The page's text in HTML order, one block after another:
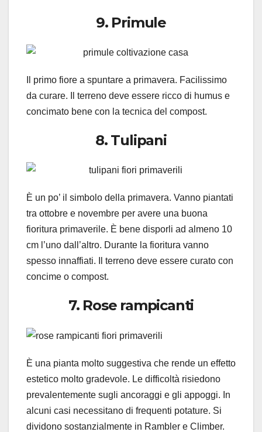
9. Primule
Il primo fiore a spuntare a primavera. Facilissimo
da curare. Il terreno deve essere ricco di humus e
concimato bene con la tecnica del compost.
8. Tulipani
È un po’ il simbolo della primavera. Vanno piantati
tra ottobre e novembre per avere una buona
fioritura primaverile. È bene disporli ad almeno 10
cm l’uno dall’altro. Durante la fioritura vanno
spesso innaffiati. Il terreno deve essere curato con
concime o compost.
7. Rose rampicanti
È una pianta molto suggestiva che rende un effetto
estetico molto gradevole. Le difficoltà risiedono
prevalentemente sugli ancoraggi e gli appoggi. In
alcuni casi necessitano di frequenti potature. Si
dividono sostanzialmente in Rambler e Climber.